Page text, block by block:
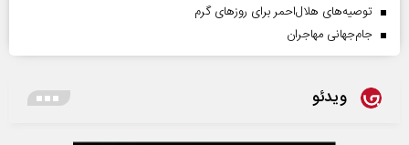
توصیه‌های هلال‌احمر برای روز‌های گرم
جام‌جهانی مهاجران
ویدئو